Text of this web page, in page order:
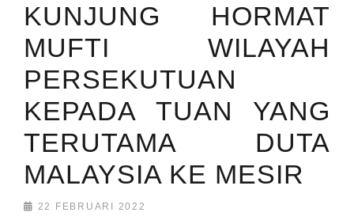
KUNJUNG HORMAT
MUFTI WILAYAH
PERSEKUTUAN
KEPADA TUAN YANG
TERUTAMA DUTA
MALAYSIA KE MESIR
22 FEBRUARI 2022